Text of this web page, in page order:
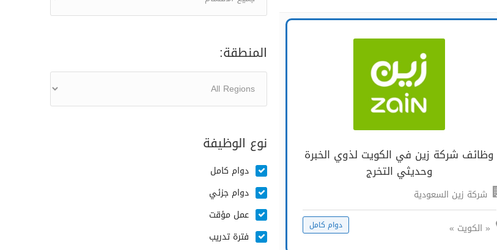
وظائف شركة زين في الكويت لذوي الخبرة
وحديثي التخرج
شركة زين السعودية
« الكويت » دوام كامل
المنطقة:
نوع الوظيفة
دوام كامل
دوام جزئي
عمل مؤقت
فترة تدريب